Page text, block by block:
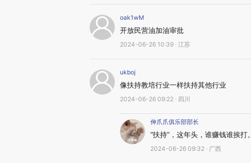
oak1wM
开放民营油加油审批
2024-06-26 10:39 · 江苏
ukboj
像扶持教培行业一样扶持其他行业
2024-06-26 09:22 · 四川
伸爪爪俱乐部部长
“扶持”，这年头，谁赚钱谁挨打。
2024-06-26 09:32 · 广西